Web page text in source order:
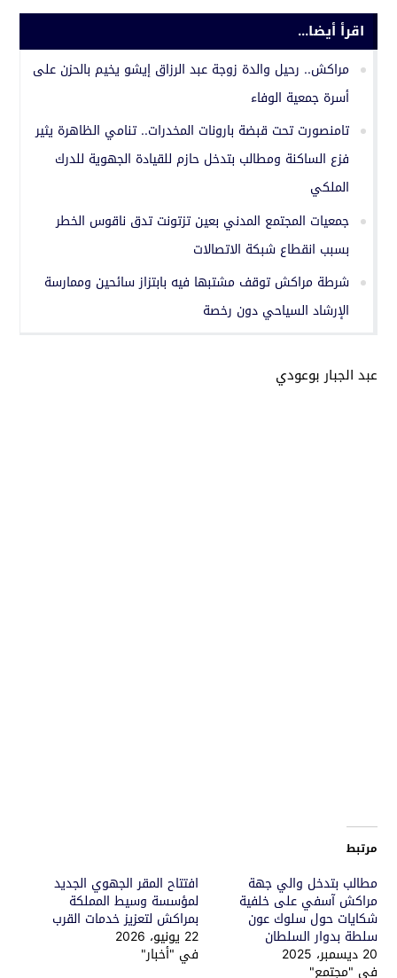
اقرأ أيضا...
مراكش.. رحيل والدة زوجة عبد الرزاق إيشو يخيم بالحزن على
أسرة جمعية الوفاء
تامنصورت تحت قبضة بارونات المخدرات.. تنامي الظاهرة يثير
فزع الساكنة ومطالب بتدخل حازم للقيادة الجهوية للدرك
الملكي
جمعيات المجتمع المدني بعين تزتونت تدق ناقوس الخطر
بسبب انقطاع شبكة الاتصالات
شرطة مراكش توقف مشتبها فيه بابتزاز سائحين وممارسة
الإرشاد السياحي دون رخصة
عبد الجبار بوعودي
مرتبط
مطالب بتدخل والي جهة
مراكش آسفي على خلفية
شكايات حول سلوك عون
سلطة بدوار السلطان
20 ديسمبر، 2025
في "مجتمع"
افتتاح المقر الجهوي الجديد
لمؤسسة وسيط المملكة
بمراكش لتعزيز خدمات القرب
22 يونيو، 2026
في "أخبار"